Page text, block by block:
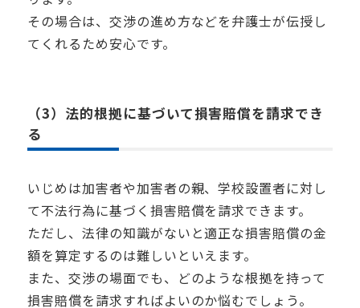
その場合は、交渉の進め方などを弁護士が伝授し
てくれるため安心です。
（3）法的根拠に基づいて損害賠償を請求でき
る
いじめは加害者や加害者の親、学校設置者に対し
て不法行為に基づく損害賠償を請求できます。
ただし、法律の知識がないと適正な損害賠償の金
額を算定するのは難しいといえます。
また、交渉の場面でも、どのような根拠を持って
損害賠償を請求すればよいのか悩むでしょう。